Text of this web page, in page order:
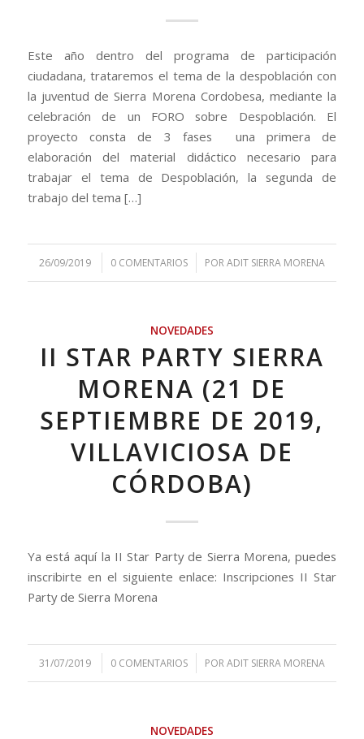
Este año dentro del programa de participación
ciudadana, trataremos el tema de la despoblación con
la juventud de Sierra Morena Cordobesa, mediante la
celebración de un FORO sobre Despoblación. El
proyecto consta de 3 fases una primera de
elaboración del material didáctico necesario para
trabajar el tema de Despoblación, la segunda de
trabajo del tema […]
26/09/2019
/ 0 COMENTARIOS
/ PORADIT SIERRA MORENA
NOVEDADES
II STAR PARTY SIERRA
MORENA (21 DE
SEPTIEMBRE DE 2019,
VILLAVICIOSA DE
CÓRDOBA)
Ya está aquí la II Star Party de Sierra Morena, puedes
inscribirte en el siguiente enlace: Inscripciones II Star
Party de Sierra Morena
31/07/2019
/ 0 COMENTARIOS
/ PORADIT SIERRA MORENA
NOVEDADES